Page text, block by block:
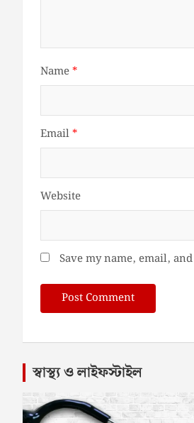
Name*
Email*
Website
Save my name, email,
স্বাস্থ্য ও লাইফস্টাইল